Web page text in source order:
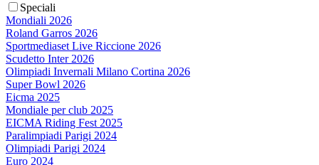
Speciali
Mondiali 2026
Roland Garros 2026
Sportmediaset Live Riccione 2026
Scudetto Inter 2026
Olimpiadi Invernali Milano Cortina 2026
Super Bowl 2026
Eicma 2025
Mondiale per club 2025
EICMA Riding Fest 2025
Paralimpiadi Parigi 2024
Olimpiadi Parigi 2024
Euro 2024